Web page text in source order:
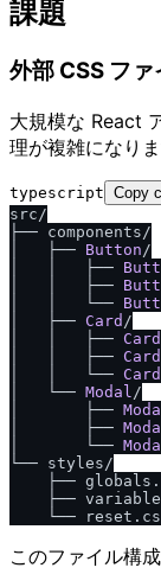
課題
外部 CSS フ
大規模な React
理が複雑になりま
typescript Copy
src/
├── components/
│   ├── Button /
│   │   ├──
│   │   ├──
│   │   └──
│   ├── Card /
│   │   ├── Card
│   │   ├── Card
│   │   └── Card
│   └── Modal /
│       ├──
│       ├──
│       └──
└── styles/
    ├── globals.
├──
    └── reset.
このファイル構